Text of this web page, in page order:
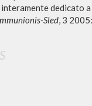
interamente dedicato
Sled, 3